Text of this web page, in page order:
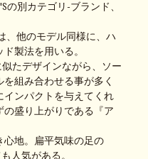
の別カテゴリ-ブランド、
は、他のモデル同様に、ハ
製法を用いる。
似たデザインながら、ソー
組み合わせる事が多く
インパクトを与えてくれ
の盛り上がりである『ア
心地。扁平気味の足の
人気がある。